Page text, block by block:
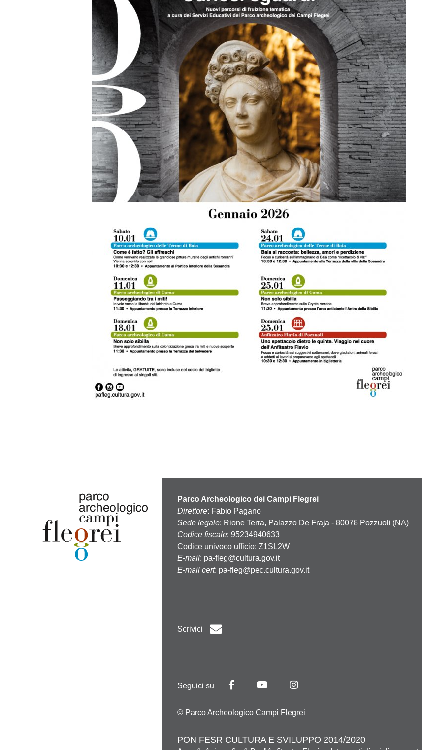
Parco Archeologico dei Campi Flegrei
Direttore: Fabio Pagano
Sede legale: Rione Terra, Palazzo De Fraja - 80078 Pozzuoli (NA)
Codice fiscale: 95234940633
Codice univoco ufficio: Z1SL2W
E-mail: pa-fleg@cultura.gov.it
E-mail cert: pa-fleg@pec.cultura.gov.it
Scrivici
Seguici su
© Parco Archeologico Campi Flegrei
PON FESR CULTURA E SVILUPPO 2014/2020